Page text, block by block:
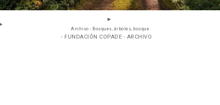
Archivo - Bosques, árboles, bosque
- FUNDACIÓN COPADE - ARCHIVO